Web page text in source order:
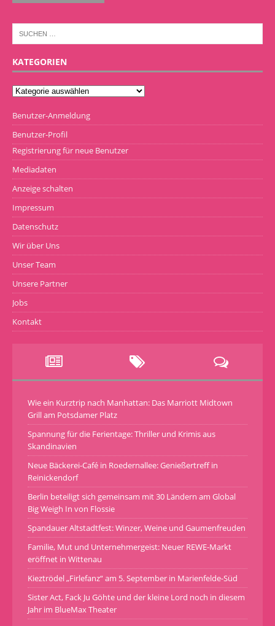
KATEGORIEN
Benutzer-Anmeldung
Benutzer-Profil
Registrierung für neue Benutzer
Mediadaten
Anzeige schalten
Impressum
Datenschutz
Wir über Uns
Unser Team
Unsere Partner
Jobs
Kontakt
Wie ein Kurztrip nach Manhattan: Das Marriott Midtown
Grill am Potsdamer Platz
Spannung für die Ferientage: Thriller und Krimis aus
Skandinavien
Neue Bäckerei-Café in Roedernallee: Genießertreff in
Reinickendorf
Berlin beteiligt sich gemeinsam mit 30 Ländern am Global
Big Weigh In von Flossie
Spandauer Altstadtfest: Winzer, Weine und Gaumenfreuden
Familie, Mut und Unternehmergeist: Neuer REWE-Markt
eröffnet in Wittenau
Kieztrödel „Firlefanz“ am 5. September in Marienfelde-Süd
Sister Act, Fack Ju Göhte und der kleine Lord noch in diesem
Jahr im BlueMax Theater